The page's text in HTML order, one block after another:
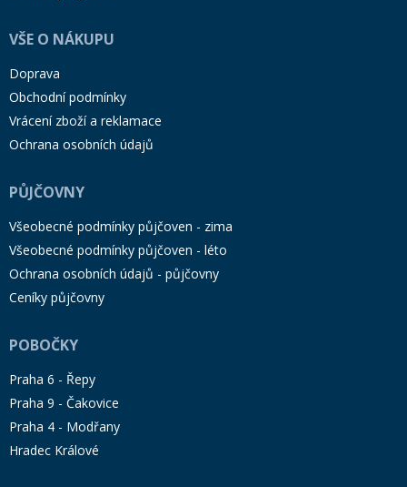
VŠE O NÁKUPU
Doprava
Obchodní podmínky
Vrácení zboží a reklamace
Ochrana osobních údajů
PŮJČOVNY
Všeobecné podmínky půjčoven - zima
Všeobecné podmínky půjčoven - léto
Ochrana osobních údajů - půjčovny
Ceníky půjčovny
POBOČKY
Praha 6 - Řepy
Praha 9 - Čakovice
Praha 4 - Modřany
Hradec Králové